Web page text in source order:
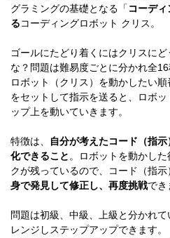
グラミングの基礎となる「 コーディ
るコーディングロボット クリス。
ゴールにたどり着くにはクリスに
な？問題は難易度ごとに分かれ全16
ロボット（クリス）を動かしたい
をセットして指示を送ると、ロボ
ップ上を動いていきます。
特徴は、
自分が考えたコード（指
化できること 。ロボットを動かし
クが残っているので、コード（指示
身で発見して修正し、再度挑戦でき
問題は初級、中級、上級と分かれ
レンジしステップアップできます。